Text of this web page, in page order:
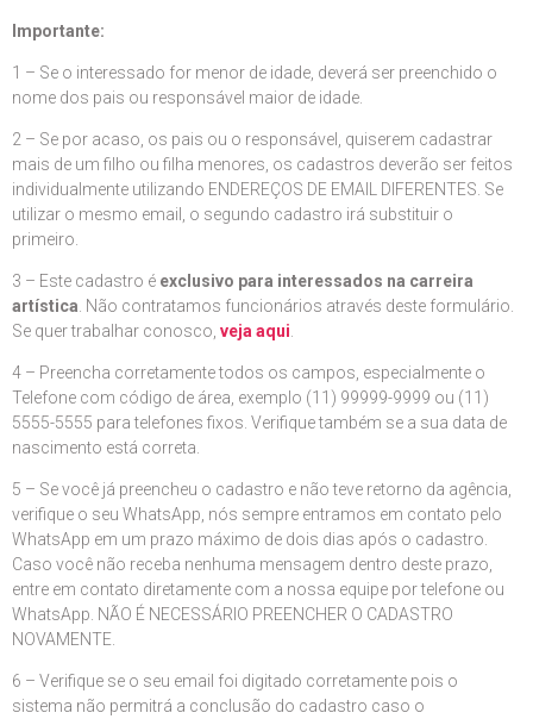
Importante:
1 – Se o interessado for menor de idade, deverá ser preenchido o
nome dos pais ou responsável maior de idade.
2 – Se por acaso, os pais ou o responsável, quiserem cadastrar
mais de um filho ou filha menores, os cadastros deverão ser feitos
individualmente utilizando ENDEREÇOS DE EMAIL DIFERENTES. Se
utilizar o mesmo email, o segundo cadastro irá substituir o
primeiro.
3 – Este cadastro é exclusivo para interessados na carreira
artística . Não contratamos funcionários através deste formulário.
Se quer trabalhar conosco, veja aqui
4 – Preencha corretamente todos os campos, especialmente o
Telefone com código de área, exemplo (11) 99999-9999 ou (11)
5555-5555 para telefones fixos. Verifique também se a sua data de
nascimento está correta.
5 – Se você já preencheu o cadastro e não teve retorno da agência,
verifique o seu WhatsApp, nós sempre entramos em contato pelo
WhatsApp em um prazo máximo de dois dias após o cadastro.
Caso você não receba nenhuma mensagem dentro deste prazo,
entre em contato diretamente com a nossa equipe por telefone ou
WhatsApp. NÃO É NECESSÁRIO PREENCHER O CADASTRO
NOVAMENTE.
6 – Verifique se o seu email foi digitado corretamente pois o
sistema não permitrá a conclusão do cadastro caso o